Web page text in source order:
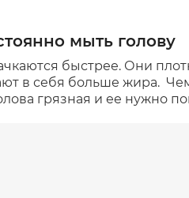
мыть голову
быстрее. Они
в себя больше жира.
грязная и ее нужно